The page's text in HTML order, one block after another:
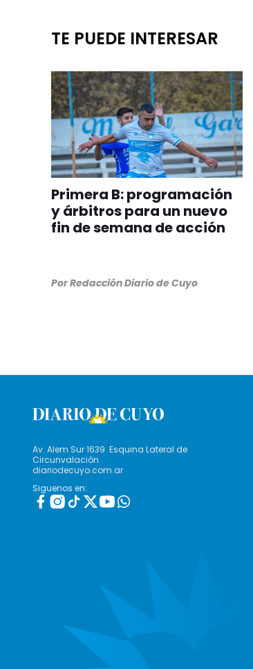
TE PUEDE INTERESAR
Primera B: programación
y árbitros para un nuevo
fin de semana de acción
PorRedacción Diario de Cuyo
Av. Alem Sur 1639. Esquina Lateral de
Circunvalación
diariodecuyo.com.ar
Siguenos en: